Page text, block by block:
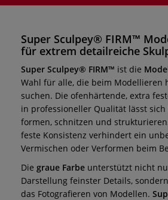
Super Sculpey® FIRM™
für extrem detailreiche
Super Sculpey® FIRM™ ist die
Wahl für alle, die beim Modellieren
suchen. Die ofenhärtende, extra
in professioneller Qualität lässt
formen, schnitzen und
feste Konsistenz verhindert ein
Vermischen oder Verformen beim
Die graue Farbe unterstützt nicht
Darstellung feinster Details,
das Fotografieren von Modellen.